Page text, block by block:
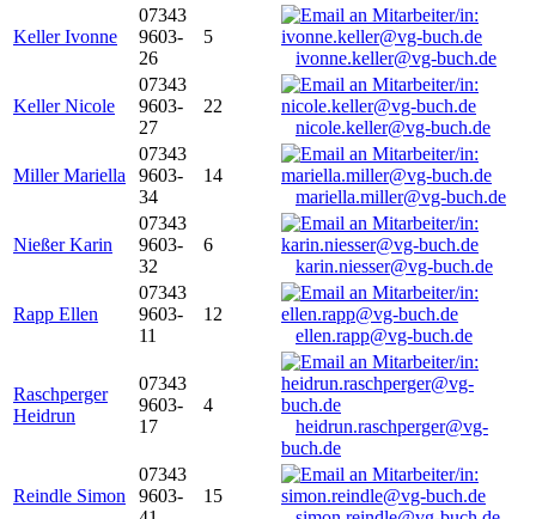
Keller Ivonne
07343
9603-
26
5
ivonne.keller@vg-buch.de
Keller Nicole
07343
9603-
27
22
nicole.keller@vg-buch.de
Miller Mariella
07343
9603-
34
14
mariella.miller@vg-buch.de
Nießer Karin
07343
9603-
32
6
karin.niesser@vg-buch.de
Rapp Ellen
07343
9603-
11
12
ellen.rapp@vg-buch.de
Raschperger
Heidrun
07343
9603-
17
4
heidrun.raschperger@vg-
buch.de
Reindle Simon
07343
9603-
15